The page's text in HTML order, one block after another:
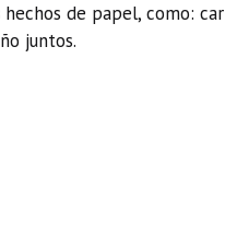
hechos de papel, como:
juntos.